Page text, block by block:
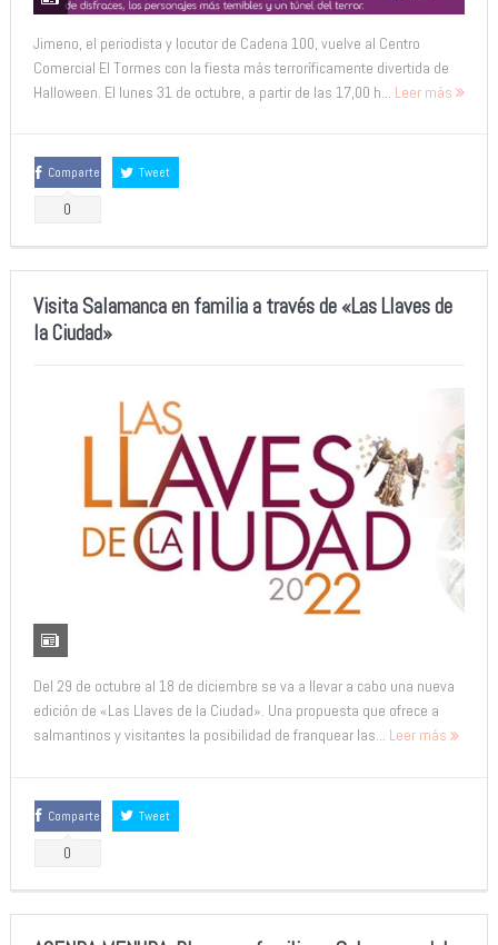
Jimeno, el periodista y locutor de Cadena 100, vuelve al Centro
Comercial El Tormes con la fiesta más terroríficamente divertida de
Halloween. El lunes 31 de octubre, a partir de las 17,00 h... Leer más
Comparte
0
Tweet
Visita Salamanca en familia a través de «Las Llaves de
la Ciudad»
Del 29 de octubre al 18 de diciembre se va a llevar a cabo una nueva
edición de «Las Llaves de la Ciudad». Una propuesta que ofrece a
salmantinos y visitantes la posibilidad de franquear las... Leer más
Comparte
0
Tweet